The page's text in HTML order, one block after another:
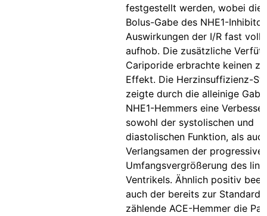
festgestellt werden, wobei die
Bolus-Gabe des NHE1-
Auswirkungen der I/R fast
aufhob. Die zusätzliche
Cariporide erbrachte keinen
Effekt. Die Herzinsuffizienz-
zeigte durch die alleinige
NHE1-Hemmers eine
sowohl der systolischen und
diastolischen Funktion, als
Verlangsamen der
Umfangsvergrößerung des
Ventrikels. Ähnlich positiv
auch der bereits zur Standard-
zählende ACE-Hemmer die